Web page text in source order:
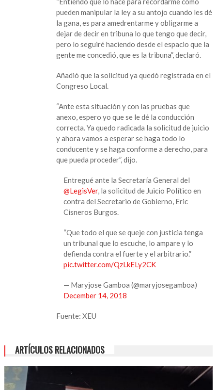
pueden manipular la ley a su antojo cuando les dé
la gana, es para amedrentarme y obligarme a
dejar de decir en tribuna lo que tengo que decir,
pero lo seguiré haciendo desde el espacio que la
gente me concedió, que es la tribuna”, declaró.
Añadió que la solicitud ya quedó registrada en el
Congreso Local.
“Ante esta situación y con las pruebas que
anexo, espero yo que se le dé la conducción
correcta. Ya quedo radicada la solicitud de juicio
y ahora vamos a esperar se haga todo lo
conducente y se haga conforme a derecho, para
que pueda proceder”, dijo.
Entregué ante la Secretaría General del
@LegisVer, la solicitud de Juicio Político en
contra del Secretario de Gobierno, Eric
Cisneros Burgos.
“Que todo el que se queje con justicia tenga
un tribunal que lo escuche, lo ampare y lo
defienda contra el fuerte y el arbitrario.”
pic.twitter.com/QzLkELy2CK
— Maryjose Gamboa (@maryjosegamboa)
December 14, 2018
Fuente: XEU
ARTÍCULOS RELACIONADOS